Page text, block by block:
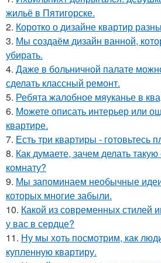
жильё в Пятигорске.
2. Коротко о дизайне квартир
3. Мы создаём дизайн ванной,
убирать.
4. Даже в больничной палате
сделать классный ремонт.
5. Ребята жалобное мяуканье в
6. Можете описать интерьер или
квартире.
7. Есть три квартиры - готовьтесь
8. Как думаете, зачем делать
комнату?
9. Мы запоминаем необычные
которых многие забыли.
10. Какой из современных стилей
у вас в сердце?
11. Ну мы хоть посмотрим, как
купленную квартиру.